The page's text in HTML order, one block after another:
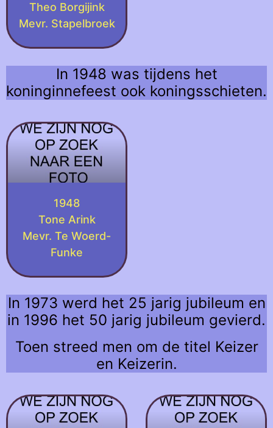
Theo Borgijink
Mevr. Stapelbroek
In 1948 was tijdens het
koninginnefeest ook koningsschieten.
1948
Tone Arink
Mevr. Te Woerd-
Funke
In 1973 werd het 25 jarig jubileum en
in 1996 het 50 jarig jubileum gevierd.
Toen streed men om de titel Keizer
en Keizerin.